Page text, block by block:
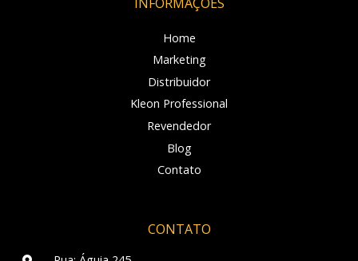
Home
Marketing
Distribuidor
Kleon Professional
Revendedor
Blog
Contato
CONTATO